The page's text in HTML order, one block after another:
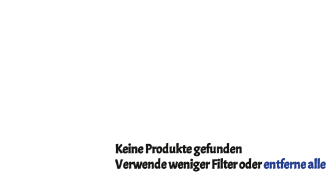
Keine Produkte gefunden
Verwende weniger Filter oderentferne alle